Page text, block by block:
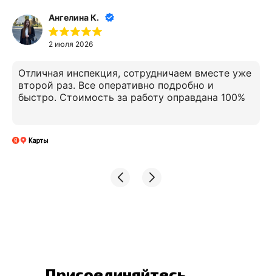
Ангелина К.
2 июля 2026
Отличная инспекция, сотрудничаем вместе уже
второй раз. Все оперативно подробно и
быстро. Стоимость за работу оправдана 100%